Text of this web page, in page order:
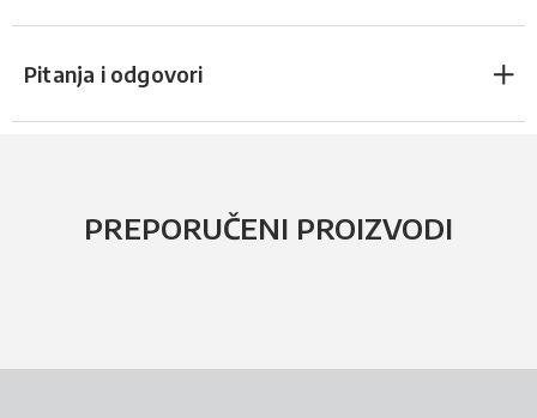
Pitanja i odgovori
PREPORUČENI PROIZVODI